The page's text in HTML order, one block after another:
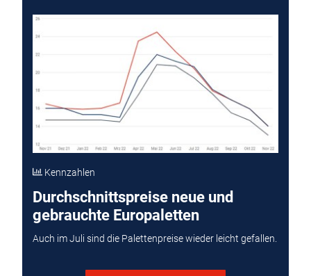
Kennzahlen
Durchschnittspreise neue und
gebrauchte Europaletten
Auch im Juli sind die Palettenpreise wieder leicht gefallen.